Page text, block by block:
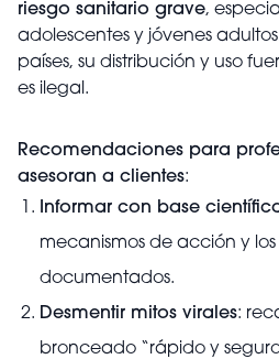
riesgo sanitario grave,
adolescentes y jóvenes
países, su distribución y uso
es ilegal.
Recomendaciones para
asesoran a clientes:
Informar con base
mecanismos de acción y los
documentados.
Desmentir mitos virales:
bronceado “rápido y